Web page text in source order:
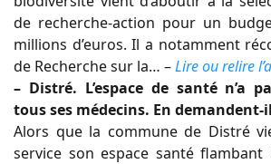
de recherche-action pour un
millions d’euros. Il a notamment
de Recherche sur la… –Lire ou relire
– Distré. L’espace de santé n’a
tous ses médecins. En demandent-
Alors que la commune de Distré
service son espace santé flambant